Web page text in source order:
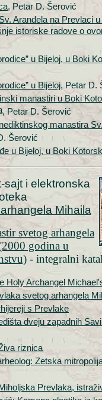
, Petar D. Šerović
Aranđela na Prevlaci
istoriske radove o
u Bijeloj, u Boki
u Bijeloj, Petar D.
manastiri u Boki
, Petar D. Šerović
manastira
Šerović
u Bijeloj, u Boki
sajt i elektronska
Mihaila
svetog arhangela
godina u
- integralni
Holy Archangel
svetog arhangela
s Prevlake
dveju zapadnih
riznica
Zetska
Prevlaka,